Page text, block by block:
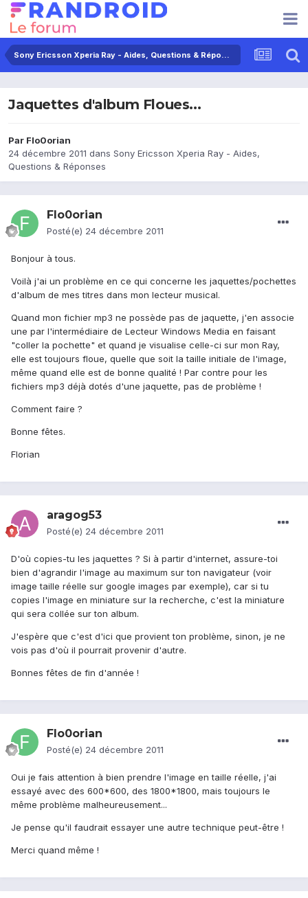
Sony Ericsson Xperia Ray - Aides, Questions & Réponses
Jaquettes d'album Floues...
Par Flo0orian
24 décembre 2011 dans Sony Ericsson Xperia Ray - Aides,
Questions & Réponses
Flo0orian
Posté(e) 24 décembre 2011
Bonjour à tous.
Voilà j'ai un problème en ce qui concerne les jaquettes/pochettes
d'album de mes titres dans mon lecteur musical.
Quand mon fichier mp3 ne possède pas de jaquette, j'en associe
une par l'intermédiaire de Lecteur Windows Media en faisant
"coller la pochette" et quand je visualise celle-ci sur mon Ray,
elle est toujours floue, quelle que soit la taille initiale de l'image,
même quand elle est de bonne qualité ! Par contre pour les
fichiers mp3 déjà dotés d'une jaquette, pas de problème !
Comment faire ?
Bonne fêtes.
Florian
aragog53
Posté(e) 24 décembre 2011
D'où copies-tu les jaquettes ? Si à partir d'internet, assure-toi
bien d'agrandir l'image au maximum sur ton navigateur (voir
image taille réelle sur google images par exemple), car si tu
copies l'image en miniature sur la recherche, c'est la miniature
qui sera collée sur ton album.
J'espère que c'est d'ici que provient ton problème, sinon, je ne
vois pas d'où il pourrait provenir d'autre.
Bonnes fêtes de fin d'année !
Flo0orian
Posté(e) 24 décembre 2011
Oui je fais attention à bien prendre l'image en taille réelle, j'ai
essayé avec des 600*600, des 1800*1800, mais toujours le
même problème malheureusement...
Je pense qu'il faudrait essayer une autre technique peut-être !
Merci quand même !